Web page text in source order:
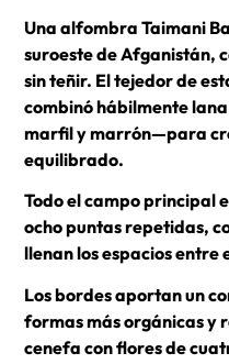
Una alfombra Taimani
suroeste de Afganistán,
sin teñir. El tejedor de
combinó hábilmente
marfil y marrón—para
equilibrado.
Todo el campo principal
ocho puntas repetidas,
llenan los espacios entre
Los bordes aportan un
formas más orgánicas y
cenefa con flores de